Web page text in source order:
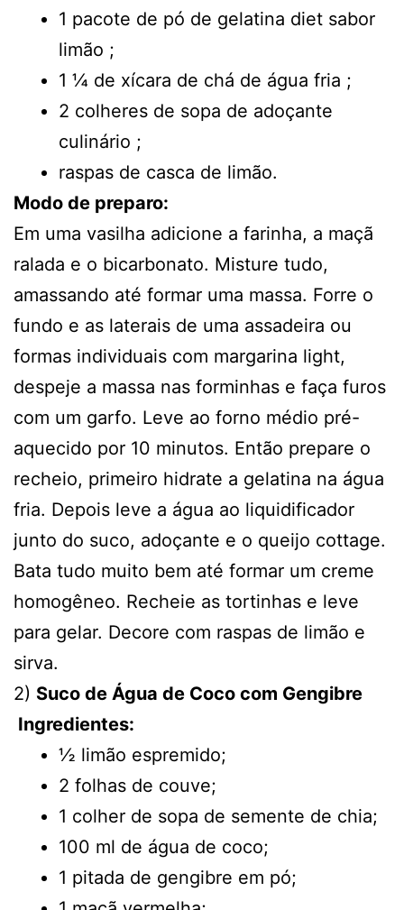
1 pacote de pó de gelatina diet sabor
limão ;
1 ¼ de xícara de chá de água fria ;
2 colheres de sopa de adoçante
culinário ;
raspas de casca de limão.
Modo de preparo:
Em uma vasilha adicione a farinha, a maçã
ralada e o bicarbonato. Misture tudo,
amassando até formar uma massa. Forre o
fundo e as laterais de uma assadeira ou
formas individuais com margarina light,
despeje a massa nas forminhas e faça furos
com um garfo. Leve ao forno médio pré-
aquecido por 10 minutos. Então prepare o
recheio, primeiro hidrate a gelatina na água
fria. Depois leve a água ao liquidificador
junto do suco, adoçante e o queijo cottage.
Bata tudo muito bem até formar um creme
homogêneo. Recheie as tortinhas e leve
para gelar. Decore com raspas de limão e
sirva.
2) Suco de Água de Coco com Gengibre
Ingredientes:
½ limão espremido;
2 folhas de couve;
1 colher de sopa de semente de chia;
100 ml de água de coco;
1 pitada de gengibre em pó;